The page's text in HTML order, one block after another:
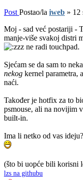
Post Postao/la iweb » 12
Moj - sad već postariji -
manje-više svakoj distri
ne radi touchpad.
Sjećam se da sam to
nekog kernel parametra,
naći.
Također je hotfix za to
psmouse, ali na novijim
built-in.
Ima li netko od vas
(što bi uopće bili korisni
lzs na githubu